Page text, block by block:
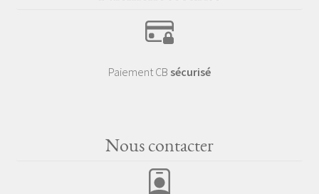
Paiement CB sécurisé
Nous contacter